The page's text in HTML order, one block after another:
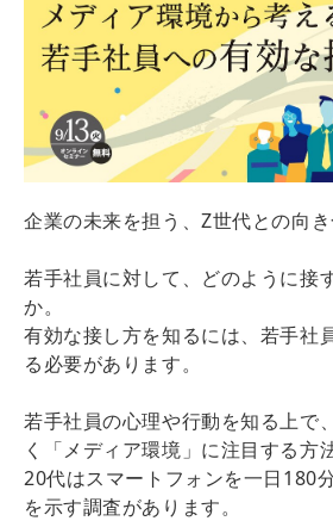
企業の未来を担う、Z世代との向
若手社員に対して、どのように接
か。
有効な接し方を知るには、若手社
る必要があります。
若手社員の心理や行動を知る上で
く「メディア環境」に注目する方
20代はスマートフォンを一日180
を示す調査があります。